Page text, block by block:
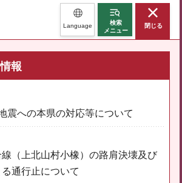
Language
検索
メニュー
閉じる
報
震への本県の対応等について
（上北山村小橡）の路肩決壊及び
通行止について